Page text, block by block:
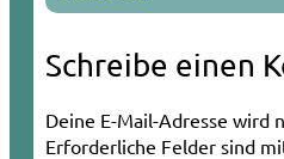
Schreibe einen
Deine E-Mail-Adresse wird
Erforderliche Felder sind